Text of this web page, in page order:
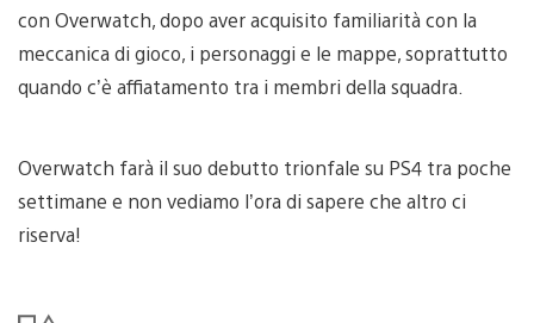
con Overwatch, dopo aver acquisito familiarità con la
meccanica di gioco, i personaggi e le mappe, soprattutto
quando c’è affiatamento tra i membri della squadra.
Overwatch farà il suo debutto trionfale su PS4 tra poche
settimane e non vediamo l’ora di sapere che altro ci
riserva!